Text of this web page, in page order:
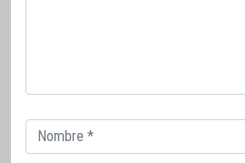
Correo
electrónico